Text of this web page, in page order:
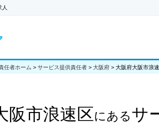
任者ホーム > サービス提供責任者 > 大阪府 > 大阪府大阪市浪
阪市浪速区にあるサ